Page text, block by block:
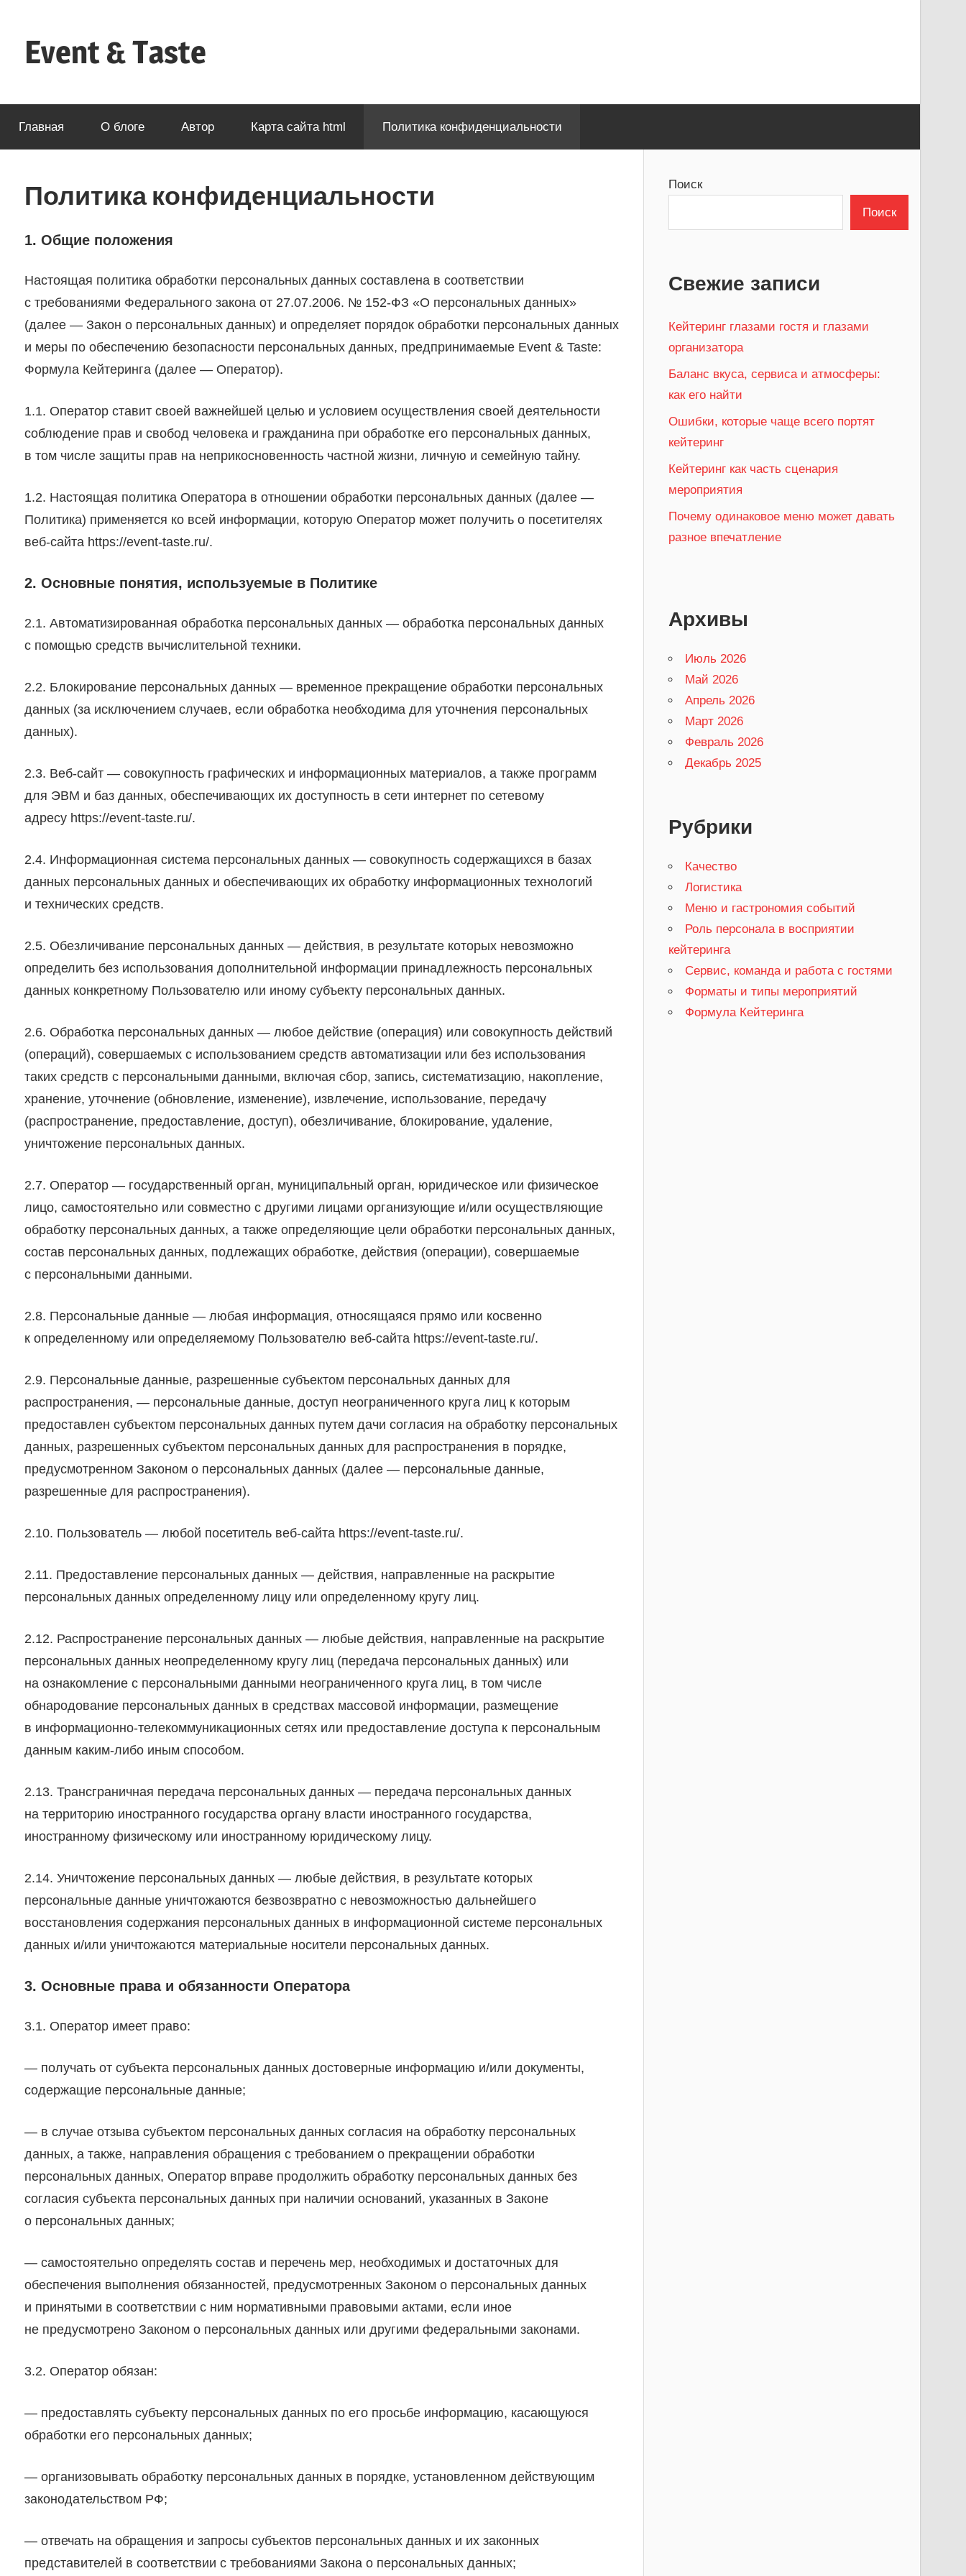
содержимому
Event & Taste
Кейтеринга
Главная
О блоге Автор Карта сайта html Политика конфиденциальности
Политика конфиденциальности
1. Общие положения
Настоящая политика обработки персональных данных составлена в соответствии
с требованиями Федерального закона от 27.07.2006. № 152-ФЗ «О персональных данных»
(далее — Закон о персональных данных) и определяет порядок обработки персональных данных
и меры по обеспечению безопасности персональных данных, предпринимаемые Event & Taste:
Формула Кейтеринга (далее — Оператор).
1.1. Оператор ставит своей важнейшей целью и условием осуществления своей деятельности
соблюдение прав и свобод человека и гражданина при обработке его персональных данных,
в том числе защиты прав на неприкосновенность частной жизни, личную и семейную тайну.
1.2. Настоящая политика Оператора в отношении обработки персональных данных (далее —
Политика) применяется ко всей информации, которую Оператор может получить о посетителях
веб-сайта https://event-taste.ru/.
2. Основные понятия, используемые в Политике
2.1. Автоматизированная обработка персональных данных — обработка персональных данных
с помощью средств вычислительной техники.
2.2. Блокирование персональных данных — временное прекращение обработки персональных
данных (за исключением случаев, если обработка необходима для уточнения персональных
данных).
2.3. Веб-сайт — совокупность графических и информационных материалов, а также программ
для ЭВМ и баз данных, обеспечивающих их доступность в сети интернет по сетевому
адресу https://event-taste.ru/.
2.4. Информационная система персональных данных — совокупность содержащихся в базах
данных персональных данных и обеспечивающих их обработку информационных технологий
и технических средств.
2.5. Обезличивание персональных данных — действия, в результате которых невозможно
определить без использования дополнительной информации принадлежность персональных
данных конкретному Пользователю или иному субъекту персональных данных.
2.6. Обработка персональных данных — любое действие (операция) или совокупность действий
(операций), совершаемых с использованием средств автоматизации или без использования
таких средств с персональными данными, включая сбор, запись, систематизацию, накопление,
хранение, уточнение (обновление, изменение), извлечение, использование, передачу
(распространение, предоставление, доступ), обезличивание, блокирование, удаление,
уничтожение персональных данных.
2.7. Оператор — государственный орган, муниципальный орган, юридическое или физическое
лицо, самостоятельно или совместно с другими лицами организующие и/или осуществляющие
обработку персональных данных, а также определяющие цели обработки персональных данных,
состав персональных данных, подлежащих обработке, действия (операции), совершаемые
с персональными данными.
2.8. Персональные данные — любая информация, относящаяся прямо или косвенно
к определенному или определяемому Пользователю веб-сайта https://event-taste.ru/.
2.9. Персональные данные, разрешенные субъектом персональных данных для
распространения, — персональные данные, доступ неограниченного круга лиц к которым
предоставлен субъектом персональных данных путем дачи согласия на обработку персональных
данных, разрешенных субъектом персональных данных для распространения в порядке,
предусмотренном Законом о персональных данных (далее — персональные данные,
разрешенные для распространения).
2.10. Пользователь — любой посетитель веб-сайта https://event-taste.ru/.
2.11. Предоставление персональных данных — действия, направленные на раскрытие
персональных данных определенному лицу или определенному кругу лиц.
2.12. Распространение персональных данных — любые действия, направленные на раскрытие
персональных данных неопределенному кругу лиц (передача персональных данных) или
на ознакомление с персональными данными неограниченного круга лиц, в том числе
обнародование персональных данных в средствах массовой информации, размещение
в информационно-телекоммуникационных сетях или предоставление доступа к персональным
данным каким-либо иным способом.
2.13. Трансграничная передача персональных данных — передача персональных данных
на территорию иностранного государства органу власти иностранного государства,
иностранному физическому или иностранному юридическому лицу.
2.14. Уничтожение персональных данных — любые действия, в результате которых
персональные данные уничтожаются безвозвратно с невозможностью дальнейшего
восстановления содержания персональных данных в информационной системе персональных
данных и/или уничтожаются материальные носители персональных данных.
3. Основные права и обязанности Оператора
3.1. Оператор имеет право:
— получать от субъекта персональных данных достоверные информацию и/или документы,
содержащие персональные данные;
— в случае отзыва субъектом персональных данных согласия на обработку персональных
данных, а также, направления обращения с требованием о прекращении обработки
персональных данных, Оператор вправе продолжить обработку персональных данных без
согласия субъекта персональных данных при наличии оснований, указанных в Законе
о персональных данных;
— самостоятельно определять состав и перечень мер, необходимых и достаточных для
обеспечения выполнения обязанностей, предусмотренных Законом о персональных данных
и принятыми в соответствии с ним нормативными правовыми актами, если иное
не предусмотрено Законом о персональных данных или другими федеральными законами.
3.2. Оператор обязан:
— предоставлять субъекту персональных данных по его просьбе информацию, касающуюся
обработки его персональных данных;
— организовывать обработку персональных данных в порядке, установленном действующим
законодательством РФ;
— отвечать на обращения и запросы субъектов персональных данных и их законных
представителей в соответствии с требованиями Закона о персональных данных;
Поиск
Поиск
Свежие записи
Кейтеринг глазами гостя и глазами
организатора
Баланс вкуса, сервиса и атмосферы:
как его найти
Ошибки, которые чаще всего портят
кейтеринг
Кейтеринг как часть сценария
мероприятия
Почему одинаковое меню может давать
разное впечатление
Архивы
Июль 2026
Май 2026
Апрель 2026
Март 2026
Февраль 2026
Декабрь 2025
Рубрики
Качество
Логистика
Меню и гастрономия событий
Роль персонала в восприятии
кейтеринга
Сервис, команда и работа с гостями
Форматы и типы мероприятий
Формула Кейтеринга